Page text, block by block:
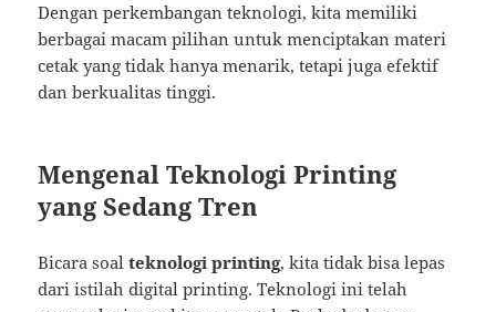
Dengan perkembangan teknologi, kita memiliki
berbagai macam pilihan untuk menciptakan materi
cetak yang tidak hanya menarik, tetapi juga efektif
dan berkualitas tinggi.
Mengenal Teknologi Printing
yang Sedang Tren
Bicara soalteknologi printing, kita tidak bisa lepas
dari istilah digital printing. Teknologi ini telah